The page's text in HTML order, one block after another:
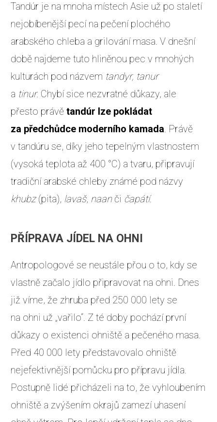
Tandúr je na mnoha místech Asie už po staletí
nejobíbenější pecí na pečení plochého
arabského chleba a grilování masa. V dnešní
době najdeme tuto hliněnou pec v mnohých
kulturách pod názvem tandyr, tanur
a tinur. Chybí sice nezvratné důkazy, ale
přesto právětandúr lze pokládat
za předchůdce moderního kamada. Právě
v tandúru se, díky jeho tepelným vlastnostem
(vysoká teplota až 400 °C) a tvaru, připravují
tradiční arabské chleby známé pod názvy
khubz(pita), lavaš, naanči čapátí.
PŘÍPRAVA JÍDEL NA OHNI
Antropologové se neustále přou o to, kdy se
vlastně začalo jídlo připravovat na ohni. Dnes
již víme, že zhruba před 250 000 lety se
na ohni už „vařilo“. Z té doby pochází první
důkazy o existenci ohniště a pečeného masa.
Před 40 000 lety představovalo ohniště
nejefektivnější pomůcku pro přípravu jídla.
Postupně lidé přicházeli na to, že vyhloubením
ohniště a zvýšením okrajů zamezí uhasení